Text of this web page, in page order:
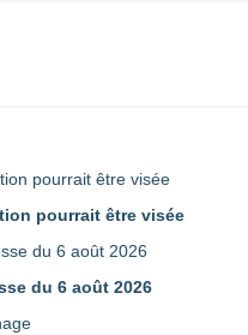
pourrait être visée
du 6 août 2026